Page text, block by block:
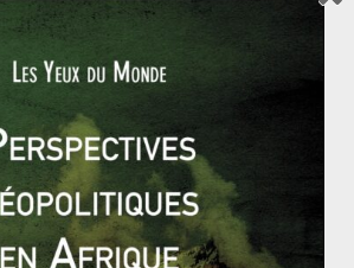
être inverse ; si Ahmadinejad
que les difficultés nationales
de la communauté
son aura et recréera, par
une unité perdue depuis quelques